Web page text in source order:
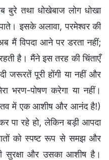
तथा धोखेबाज लोग धोखा
इसके अलावा, परमेश्वर की
मैं विपदा आने पर डरता नहीं;
है। मैंने इस तरह की चिंताएँ
जरूरतें पूरी होंगी या नहीं और
भरण-पोषण करेगा या नहीं।
में एक आशीष और आनंद है!)
पा रहे हो, लेकिन बड़ी आपदा
को स्पष्ट रूप से समझ और
और उसका आशीष है।